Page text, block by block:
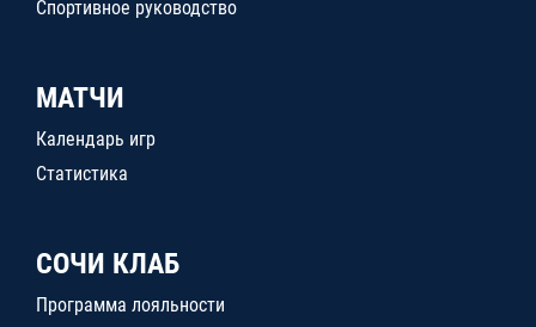
Спортивное руководство
МАТЧИ
Календарь игр
Статистика
СОЧИ КЛАБ
Программа лояльности